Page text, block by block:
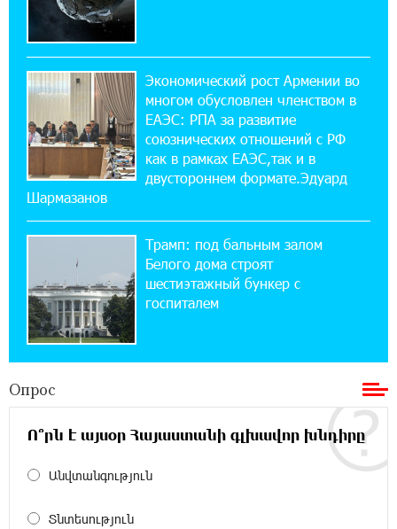
17:52:29 25-07-2026
обратился к президенту страны с просьбой
содействовать освобождению армянских заключенных,
осужденных в Азербайджане
12:17:04 23-07-2026
Против кого вооружается Азербайджан?
Аршак Карапетян
12:04:45 23-07-2026
При поддержке Ucom в спортивной школе
Вайка установлена солнечная
электростанция мощностью 15 кВт
20:50:22 22-07-2026
Новые финансовые навыки на «Давидбекских
играх»: Idram&IDBank
Кругом война. А вас вводят в заблуждение.
Центр продаж и обслуживания Ucom в
Экономический рост Армении во
многом обусловлен членством в
ЕАЭС: РПА за развитие
союзнических отношений с РФ
как в рамках ЕАЭС,так и в
двустороннем формате.Эдуард
Шармазанов
Трамп: под бальным залом
Белого дома строят
шестиэтажный бункер с
госпиталем
Опрос
Ո՞րն է այսօր Հայաստանի գլխավոր խնդիրը
Անվտանգություն
Տնտեսություն